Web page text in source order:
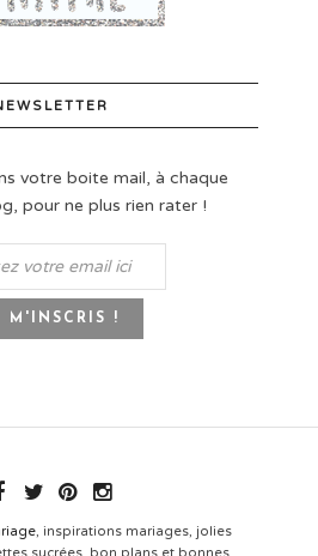
votre boite mail, à chaque
pour ne plus rien rater !
, inspirations mariages, jolies